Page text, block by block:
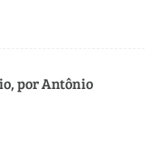
por Antônio